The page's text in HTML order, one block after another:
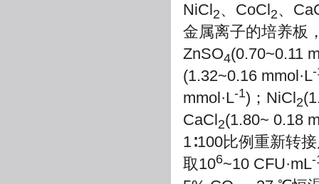
NiCl2、CoCl2、
金属离子的培养板
ZnSO4(0.70~0.11
(1.32~0.16 mmol·L
mmol·L-1)；NiCl2
CaCl2(1.80~ 0.18
1∶100比例重新转
取106~10 CFU·mL-